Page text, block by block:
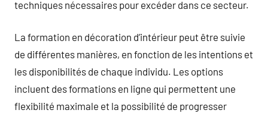
techniques nécessaires pour excéder dans ce secteur.
La formation en décoration d’intérieur peut être suivie
de différentes manières, en fonction de les intentions et
les disponibilités de chaque individu. Les options
incluent des formations en ligne qui permettent une
flexibilité maximale et la possibilité de progresser